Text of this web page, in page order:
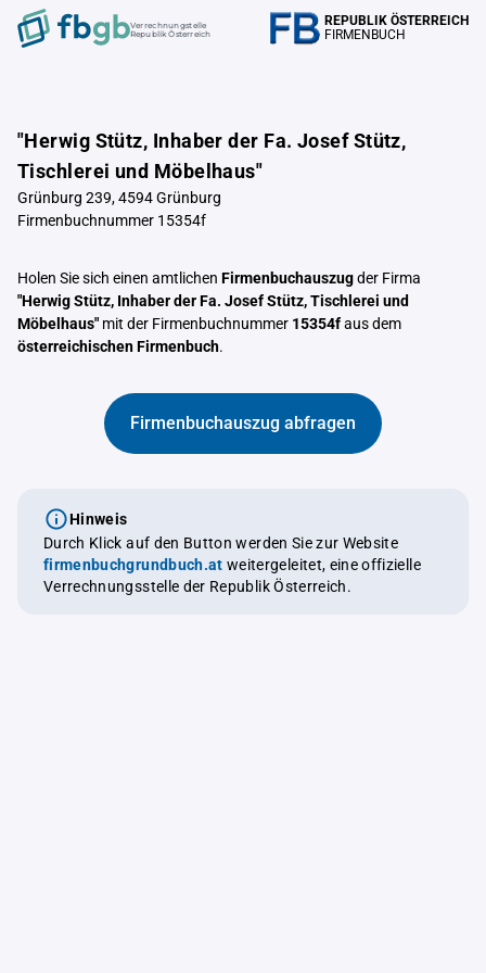
Verrechnungstelle
Republik Österreich
REPUBLIK ÖSTERREICH
FIRMENBUCH
"Herwig Stütz, Inhaber der Fa. Josef Stütz,
Tischlerei und Möbelhaus"
Grünburg 239, 4594 Grünburg
Firmenbuchnummer 15354f
Holen Sie sich einen amtlichen Firmenbuchauszugder Firma
"Herwig Stütz, Inhaber der Fa. Josef Stütz, Tischlerei und
Möbelhaus" mit der Firmenbuchnummer 15354faus dem
österreichischen Firmenbuch.
Firmenbuchauszug abfragen
Hinweis
Durch Klick auf den Button werden Sie zur Website
firmenbuchgrundbuch.at weitergeleitet, eine offizielle
Verrechnungsstelle der Republik Österreich.